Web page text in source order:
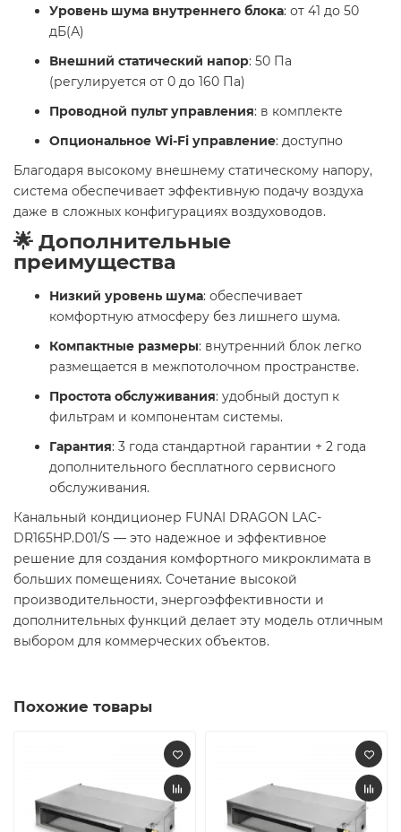
Уровень шума внутреннего блока: от 41 до 50
дБ(А)
Внешний статический напор: 50 Па
(регулируется от 0 до 160 Па)
Проводной пульт управления: в комплекте
Опциональное Wi-Fi управление: доступно
Благодаря высокому внешнему статическому напору,
система обеспечивает эффективную подачу воздуха
даже в сложных конфигурациях воздуховодов.
🌟 Дополнительные
преимущества
Низкий уровень шума: обеспечивает
комфортную атмосферу без лишнего шума.
Компактные размеры: внутренний блок легко
размещается в межпотолочном пространстве.
Простота обслуживания: удобный доступ к
фильтрам и компонентам системы.
Гарантия: 3 года стандартной гарантии + 2 года
дополнительного бесплатного сервисного
обслуживания.
Канальный кондиционер FUNAI DRAGON LAC-
DR165HP.D01/S — это надежное и эффективное
решение для создания комфортного микроклимата в
больших помещениях. Сочетание высокой
производительности, энергоэффективности и
дополнительных функций делает эту модель отличным
выбором для коммерческих объектов.
Похожие товары